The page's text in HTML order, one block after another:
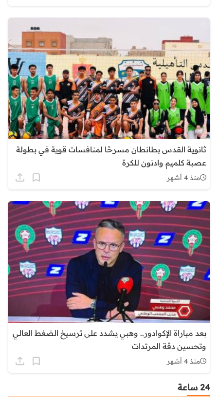
ثانوية القدس بطانطان مسرحًا لمنافسات قوية في بطولة
عصبة كلميم وادنون للكرة
منذ 4 أشهر
بعد مباراة الإكوادور.. وهبي يشدد على ترسيخ الضغط العالي
وتحسين دقة المرتدات
منذ 4 أشهر
24 ساعة